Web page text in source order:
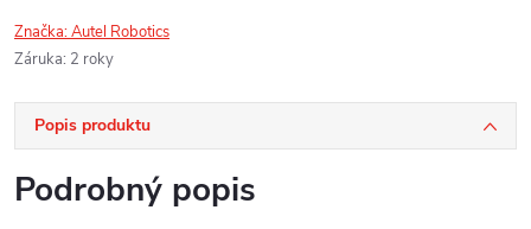
Značka:Autel Robotics
Záruka: 2 roky
Popis produktu
Podrobný popis